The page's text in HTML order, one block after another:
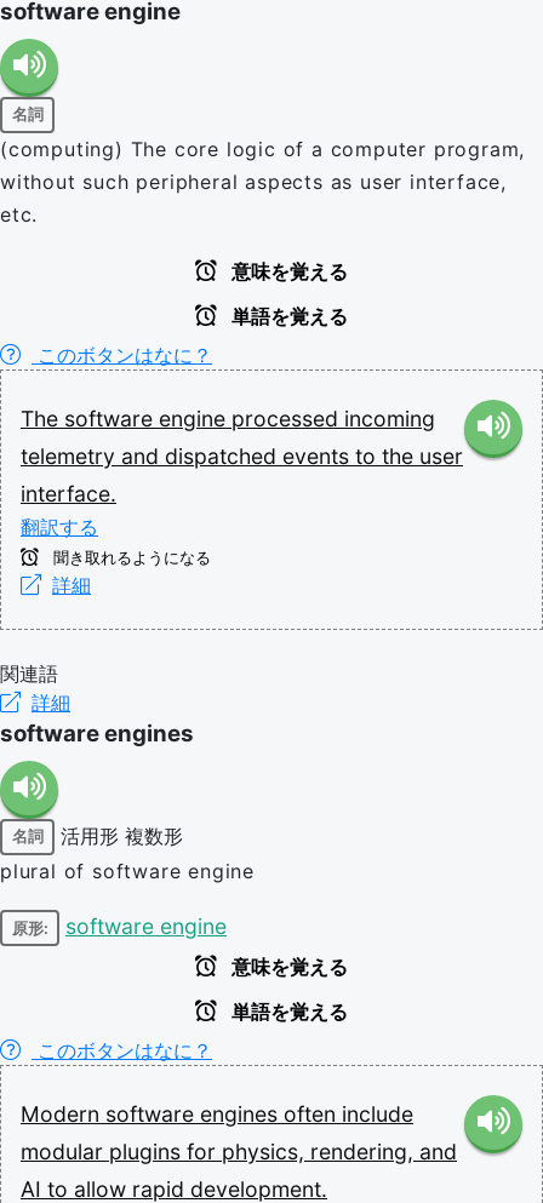
software engine
名詞
(computing) The core logic of a computer program,
without such peripheral aspects as user interface,
etc.
意味を覚える
単語を覚える
このボタンはなに？
The software engine processed incoming
telemetry and dispatched events to the user
interface.
翻訳する
聞き取れるようになる
詳細
関連語
詳細
software engines
名詞 活用形 複数形
plural of software engine
原形: software engine
意味を覚える
単語を覚える
このボタンはなに？
Modern software engines often include
modular plugins for physics, rendering, and
AI to allow rapid development.